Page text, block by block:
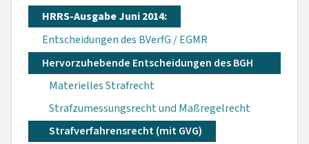
HRRS-Ausgabe Juni 2014:
Entscheidungen des BVerfG / EGMR
Hervorzuhebende Entscheidungen des BGH
Materielles Strafrecht
Strafzumessungsrecht und Maßregelrecht
Strafverfahrensrecht (mit GVG)